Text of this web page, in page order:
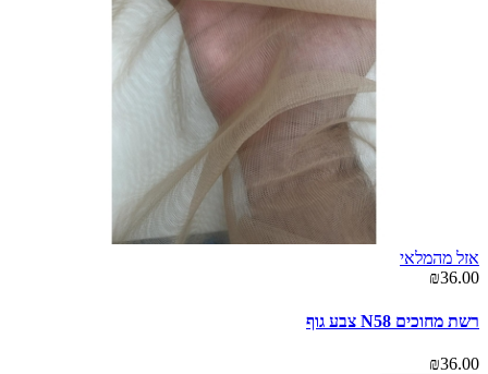
אזל מהמלאי
₪36.00
רשת מחוכים N58 צבע גוף
₪36.00